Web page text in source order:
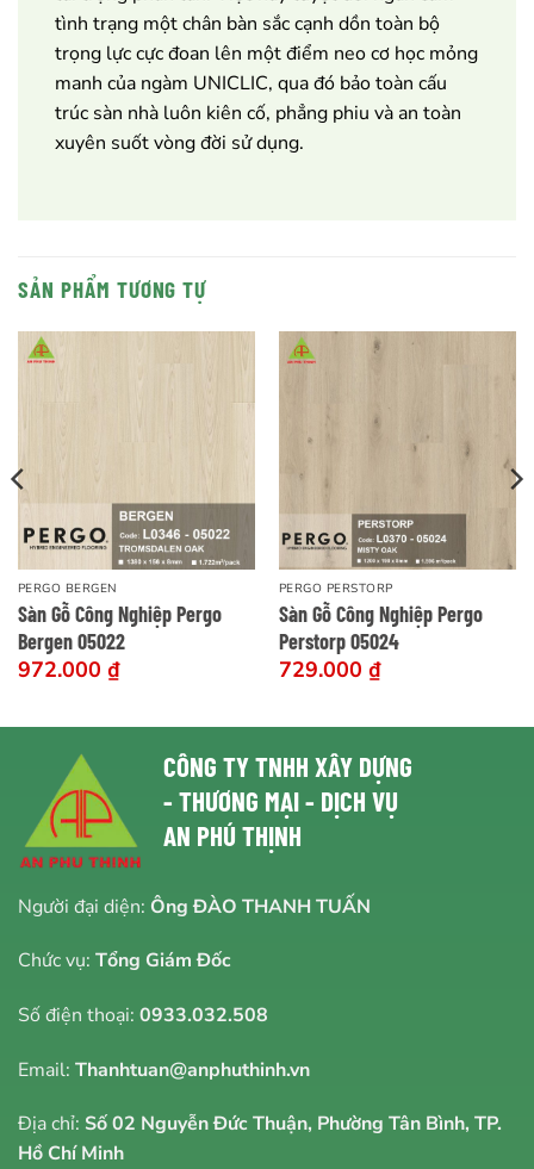
tình trạng một chân bàn sắc cạnh dồn toàn bộ
trọng lực cực đoan lên một điểm neo cơ học mỏng
manh của ngàm UNICLIC, qua đó bảo toàn cấu
trúc sàn nhà luôn kiên cố, phẳng phiu và an toàn
xuyên suốt vòng đời sử dụng.
SẢN PHẨM TƯƠNG TỰ
PERGO BERGEN
Sàn Gỗ Công Nghiệp Pergo
Bergen 05022
972.000 ₫
PERGO PERSTORP
Sàn Gỗ Công Nghiệp Pergo
Perstorp 05024
729.000 ₫
CÔNG TY TNHH XÂY DỰNG
- THƯƠNG MẠI - DỊCH VỤ
AN PHÚ THỊNH
Người đại diện: Ông ĐÀO THANH TUẤN
Chức vụ: Tổng Giám Đốc
Số điện thoại: 0933.032.508
Email: Thanhtuan@anphuthinh.vn
Địa chỉ: Số 02 Nguyễn Đức Thuận, Phường Tân Bình, TP.
Hồ Chí Minh